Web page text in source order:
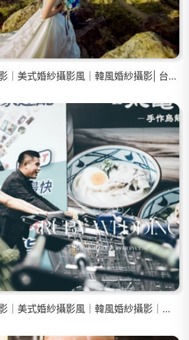
❤️RUBY 婚紗攝影｜美式婚紗攝影風｜韓風婚紗攝影| 台北外拍景點
❤️RUBY 婚紗攝影｜美式婚紗攝影風｜韓風婚紗攝影｜街拍